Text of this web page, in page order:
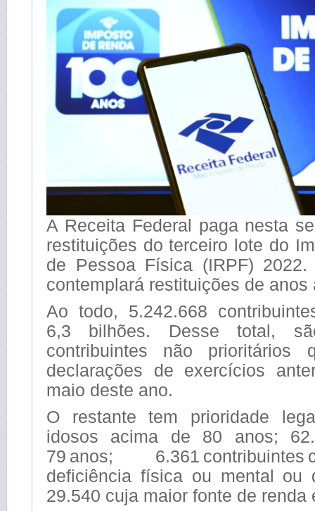
A Receita Federal paga nesta
restituições do terceiro lote do
de Pessoa Física (IRPF)
contemplará restituições de anos
Ao todo, 5.242.668
6,3 bilhões. Desse total,
contribuintes não prioritários
declarações de exercícios
maio deste ano.
O restante tem prioridade
idosos acima de 80 anos;
79 anos; 6.361
deficiência física ou mental ou
29.540 cuja maior fonte de renda